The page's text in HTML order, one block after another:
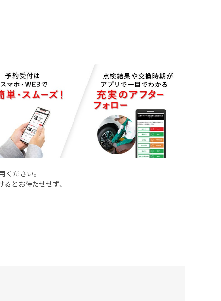
ください。
とお待たせせず、